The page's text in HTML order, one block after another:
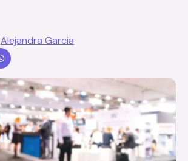
Alejandra Garcia